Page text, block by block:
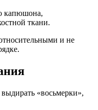
капюшона,
ткани.
и не
«восьмерки»,